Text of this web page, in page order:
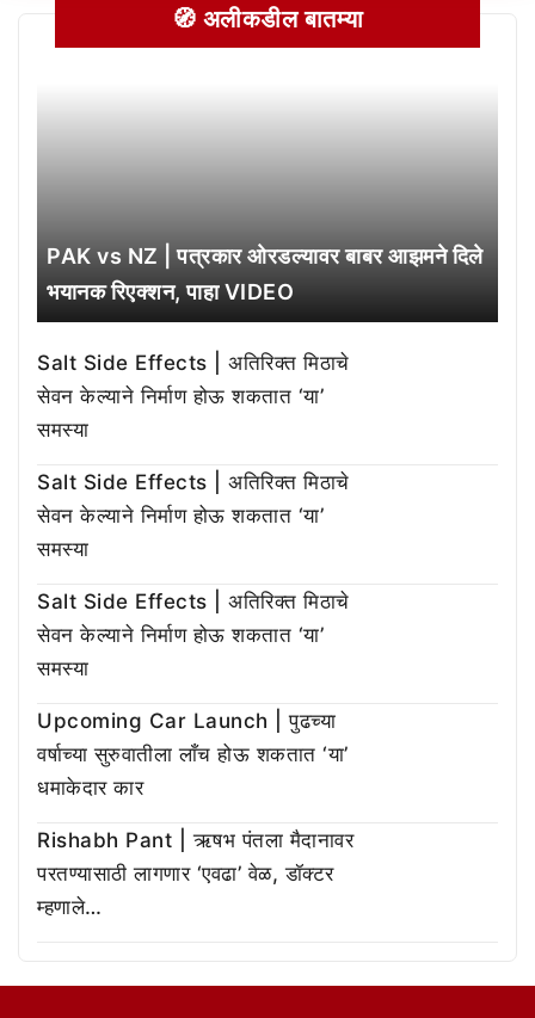
🧭 अलीकडील बातम्या
PAK vs NZ | पत्रकार ओरडल्यावर बाबर आझमने दिले
भयानक रिएक्शन, पाहा VIDEO
Salt Side Effects | अतिरिक्त मिठाचे
सेवन केल्याने निर्माण होऊ शकतात ‘या’
समस्या
Salt Side Effects | अतिरिक्त मिठाचे
सेवन केल्याने निर्माण होऊ शकतात ‘या’
समस्या
Salt Side Effects | अतिरिक्त मिठाचे
सेवन केल्याने निर्माण होऊ शकतात ‘या’
समस्या
Upcoming Car Launch | पुढच्या
वर्षाच्या सुरुवातीला लाँच होऊ शकतात ‘या’
धमाकेदार कार
Rishabh Pant | ऋषभ पंतला मैदानावर
परतण्यासाठी लागणार ‘एवढा’ वेळ, डॉक्टर
म्हणाले…